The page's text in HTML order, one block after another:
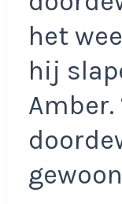
het
hij
Amber.